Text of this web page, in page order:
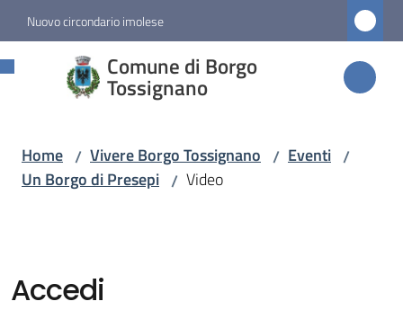
Vai al contenuto
Vai alla navigazione
Vai al footer
Nuovo circondario imolese
Comune di Borgo
Tossignano
Comune di
Borgo
Amministrazione
Servizi
Home / Vivere Borgo Tossignano / Eventi /
Un Borgo di Presepi / Video
Accedi